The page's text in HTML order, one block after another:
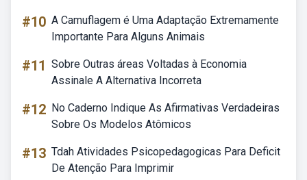
#10 A Camuflagem é Uma Adaptação Extremamente
Importante Para Alguns Animais
#11 Sobre Outras áreas Voltadas à Economia
Assinale A Alternativa Incorreta
#12 No Caderno Indique As Afirmativas Verdadeiras
Sobre Os Modelos Atômicos
#13 Tdah Atividades Psicopedagogicas Para Deficit
De Atenção Para Imprimir